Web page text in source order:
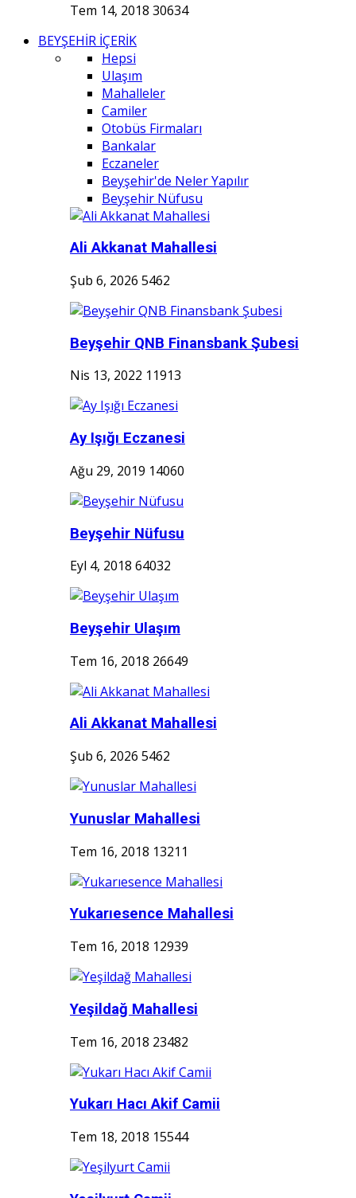
Tem 14, 2018 30634
BEYŞEHİR İÇERİK
Hepsi
Ulaşım
Mahalleler
Camiler
Otobüs Firmaları
Bankalar
Eczaneler
Beyşehir'de Neler Yapılır
Beyşehir Nüfusu
Ali Akkanat Mahallesi
Şub 6, 2026 5462
Beyşehir QNB Finansbank Şubesi
Nis 13, 2022 11913
Ay Işığı Eczanesi
Ağu 29, 2019 14060
Beyşehir Nüfusu
Eyl 4, 2018 64032
Beyşehir Ulaşım
Tem 16, 2018 26649
Ali Akkanat Mahallesi
Şub 6, 2026 5462
Yunuslar Mahallesi
Tem 16, 2018 13211
Yukarıesence Mahallesi
Tem 16, 2018 12939
Yeşildağ Mahallesi
Tem 16, 2018 23482
Yukarı Hacı Akif Camii
Tem 18, 2018 15544